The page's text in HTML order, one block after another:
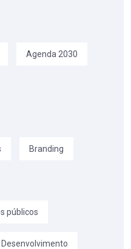
Agenda 2030
Branding
públicos
Desenvolvimento